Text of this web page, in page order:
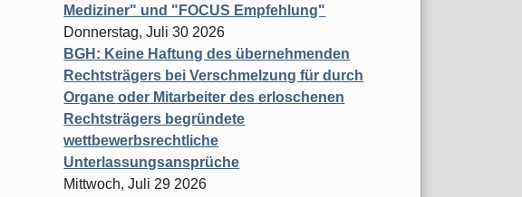
Mediziner" und "FOCUS Empfehlung"
Donnerstag, Juli 30 2026
BGH: Keine Haftung des übernehmenden
Rechtsträgers bei Verschmelzung für durch
Organe oder Mitarbeiter des erloschenen
Rechtsträgers begründete
wettbewerbsrechtliche
Unterlassungsansprüche
Mittwoch, Juli 29 2026